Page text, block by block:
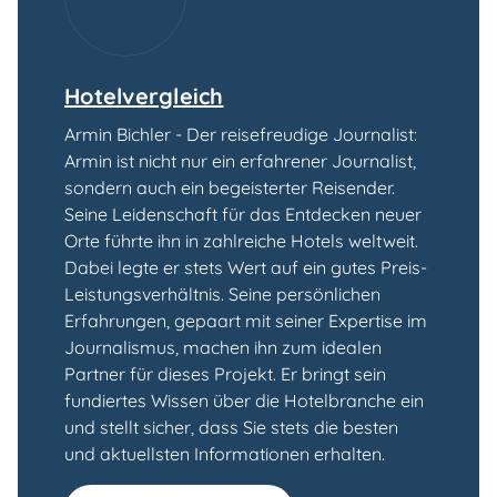
Hotelvergleich
Armin Bichler - Der reisefreudige Journalist:
Armin ist nicht nur ein erfahrener Journalist,
sondern auch ein begeisterter Reisender.
Seine Leidenschaft für das Entdecken neuer
Orte führte ihn in zahlreiche Hotels weltweit.
Dabei legte er stets Wert auf ein gutes Preis-
Leistungsverhältnis. Seine persönlichen
Erfahrungen, gepaart mit seiner Expertise im
Journalismus, machen ihn zum idealen
Partner für dieses Projekt. Er bringt sein
fundiertes Wissen über die Hotelbranche ein
und stellt sicher, dass Sie stets die besten
und aktuellsten Informationen erhalten.